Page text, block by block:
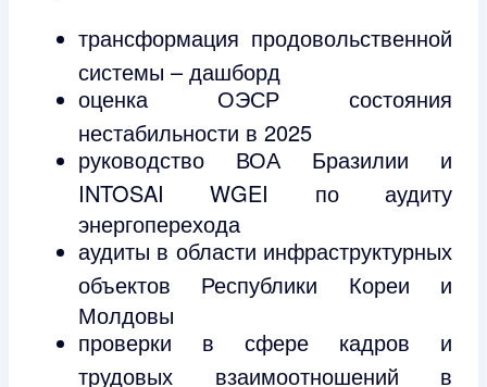
трансформация продовольственной
системы – дашборд
оценка ОЭСР состояния
нестабильности в 2025
руководство ВОА Бразилии и
INTOSAI WGEI по аудиту
энергоперехода
аудиты в области инфраструктурных
объектов Республики Кореи и
Молдовы
проверки в сфере кадров и
трудовых взаимоотношений в